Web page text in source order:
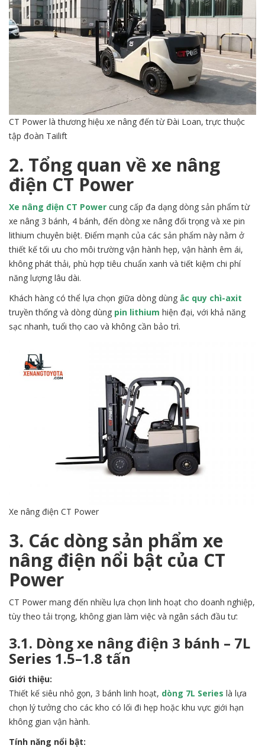
CT Power là thương hiệu xe nâng đến từ Đài Loan, trực thuộc
tập đoàn Tailift
2. Tổng quan về xe nâng
điện CT Power
Xe nâng điện CT Power cung cấp đa dạng dòng sản phẩm từ
xe nâng 3 bánh, 4 bánh, đến dòng xe nâng đối trọng và xe pin
lithium chuyên biệt. Điểm mạnh của các sản phẩm này nằm ở
thiết kế tối ưu cho môi trường vận hành hẹp, vận hành êm ái,
không phát thải, phù hợp tiêu chuẩn xanh và tiết kiệm chi phí
năng lượng lâu dài.
Khách hàng có thể lựa chọn giữa dòng dùng ắc quy chì-axit
truyền thống và dòng dùng pin lithium hiện đại, với khả năng
sạc nhanh, tuổi thọ cao và không cần bảo trì.
Xe nâng điện CT Power
3. Các dòng sản phẩm xe
nâng điện nổi bật của CT
Power
CT Power mang đến nhiều lựa chọn linh hoạt cho doanh nghiệp,
tùy theo tải trọng, không gian làm việc và ngân sách đầu tư:
3.1. Dòng xe nâng điện 3 bánh – 7L
Series 1.5–1.8 tấn
Giới thiệu:
Thiết kế siêu nhỏ gọn, 3 bánh linh hoạt, dòng 7L Series là lựa
chọn lý tưởng cho các kho có lối đi hẹp hoặc khu vực giới hạn
không gian vận hành.
Tính năng nổi bật: